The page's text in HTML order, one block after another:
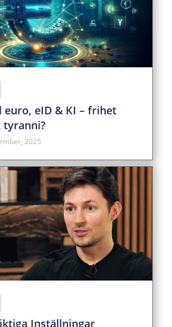
euro, eID & KI – frihet
2025
Inställningar